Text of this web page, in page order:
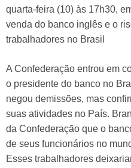
quarta-feira (10) às 17h30,
venda do banco inglês e o
trabalhadores no Brasil
A Confederação entrou em
o presidente do banco no
negou demissões, mas
suas atividades no País.
da Confederação que o
de seus funcionários no
Esses trabalhadores